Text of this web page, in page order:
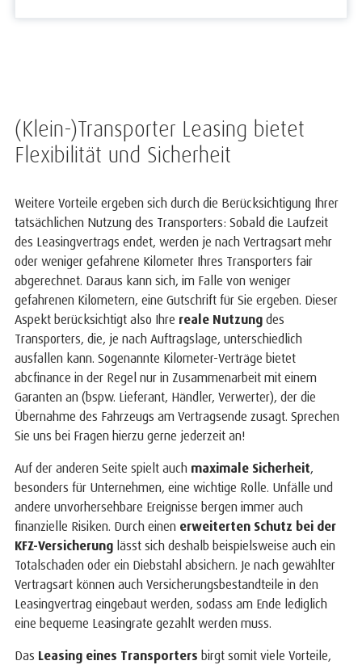
(Klein-)Transporter Leasing bietet
Flexibilität und Sicherheit
Weitere Vorteile ergeben sich durch die Berücksichtigung Ihrer
tatsächlichen Nutzung des Transporters: Sobald die Laufzeit
des Leasingvertrags endet, werden je nach Vertragsart mehr
oder weniger gefahrene Kilometer Ihres Transporters fair
abgerechnet. Daraus kann sich, im Falle von weniger
gefahrenen Kilometern, eine Gutschrift für Sie ergeben. Dieser
Aspekt berücksichtigt also Ihre reale Nutzung des
Transporters, die, je nach Auftragslage, unterschiedlich
ausfallen kann. Sogenannte Kilometer-Verträge bietet
abcfinance in der Regel nur in Zusammenarbeit mit einem
Garanten an (bspw. Lieferant, Händler, Verwerter), der die
Übernahme des Fahrzeugs am Vertragsende zusagt. Sprechen
Sie uns bei Fragen hierzu gerne jederzeit an!
Auf der anderen Seite spielt auch maximale Sicherheit,
besonders für Unternehmen, eine wichtige Rolle. Unfälle und
andere unvorhersehbare Ereignisse bergen immer auch
finanzielle Risiken. Durch einen erweiterten Schutz bei der
KFZ-Versicherung lässt sich deshalb beispielsweise auch ein
Totalschaden oder ein Diebstahl absichern. Je nach gewählter
Vertragsart können auch Versicherungsbestandteile in den
Leasingvertrag eingebaut werden, sodass am Ende lediglich
eine bequeme Leasingrate gezahlt werden muss.
Das Leasing eines Transporters birgt somit viele Vorteile,